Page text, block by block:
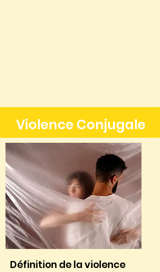
Violence Conjugale
Définition de la violence